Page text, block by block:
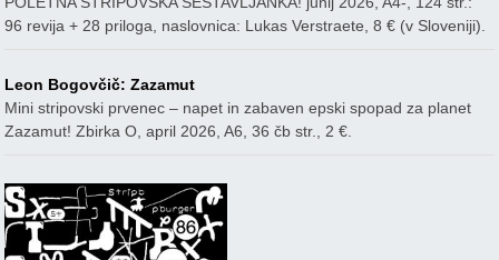
96 revija + 28 priloga, naslovnica: Lukas Verstraete, 8 € (v Sloveniji).
Leon Bogovčič: Zazamut
Mini stripovski prvenec – napet in zabaven epski spopad za planet
Zazamut! Zbirka O, april 2026, A6, 36 čb str., 2 €.